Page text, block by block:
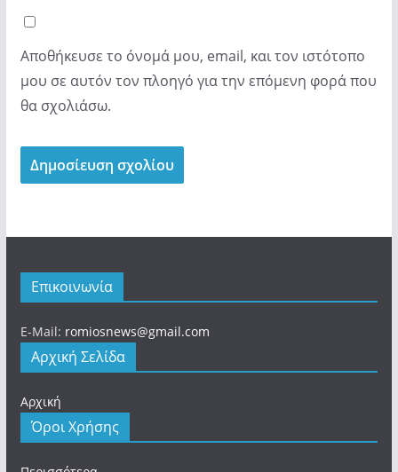
Αποθήκευσε το όνομά μου, email, και τον ιστότοπο
μου σε αυτόν τον πλοηγό για την επόμενη φορά που
θα σχολιάσω.
Επικοινωνία
E-Mail: romiosnews@gmail.com
Αρχική Σελίδα
Αρχική
Όροι Χρήσης